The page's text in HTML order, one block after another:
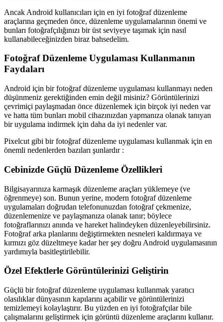
Ancak Android kullanıcıları için en iyi fotoğraf düzenleme
araçlarına geçmeden önce, düzenleme uygulamalarının önemi ve
bunları fotoğrafçılığınızı bir üst seviyeye taşımak için nasıl
kullanabileceğinizden biraz bahsedelim.
Fotoğraf Düzenleme Uygulaması Kullanmanın
Faydaları
Android için bir fotoğraf düzenleme uygulaması kullanmayı neden
düşünmeniz gerektiğinden emin değil misiniz? Görüntülerinizi
çevrimiçi paylaşmadan önce düzenlemek için birçok iyi neden var
ve hatta tüm bunları mobil cihazınızdan yapmanıza olanak tanıyan
bir uygulama indirmek için daha da iyi nedenler var.
Pixelcut gibi bir fotoğraf düzenleme uygulaması kullanmak için en
önemli nedenlerden bazıları şunlardır :
Cebinizde Güçlü Düzenleme Özellikleri
Bilgisayarınıza karmaşık düzenleme araçları yüklemeye (ve
öğrenmeye) son. Bunun yerine, modern fotoğraf düzenleme
uygulamaları doğrudan telefonunuzdan fotoğraf çekmenize,
düzenlemenize ve paylaşmanıza olanak tanır; böylece
fotoğraflarınızı anında ve hareket halindeyken düzenleyebilirsiniz.
Fotoğraf arka planlarını değiştirmekten nesneleri kaldırmaya ve
kırmızı göz düzeltmeye kadar her şey doğru Android uygulamasının
yardımıyla basitleştirilebilir.
Özel Efektlerle Görüntülerinizi Geliştirin
Güçlü bir fotoğraf düzenleme uygulaması kullanmak yaratıcı
olasılıklar dünyasının kapılarını açabilir ve görüntülerinizi
temizlemeyi kolaylaştırır. Bu yüzden en iyi fotoğrafçılar bile
çalışmalarını geliştirmek için görüntü düzenleme araçlarını kullanır.